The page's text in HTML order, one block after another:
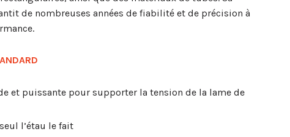
de nombreuses années de fiabilité et de précision à
et puissante pour supporter la tension de la lame de
l’étau le fait